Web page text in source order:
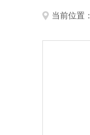
当前位置：